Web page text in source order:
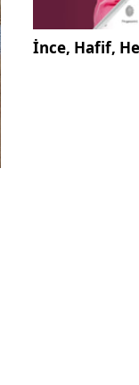
İnce, Hafif,